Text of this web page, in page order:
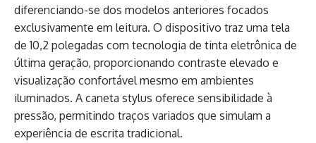
diferenciando-se dos modelos anteriores focados
exclusivamente em leitura. O dispositivo traz uma tela
de 10,2 polegadas com tecnologia de tinta eletrônica de
última geração, proporcionando contraste elevado e
visualização confortável mesmo em ambientes
iluminados. A caneta stylus oferece sensibilidade à
pressão, permitindo traços variados que simulam a
experiência de escrita tradicional.